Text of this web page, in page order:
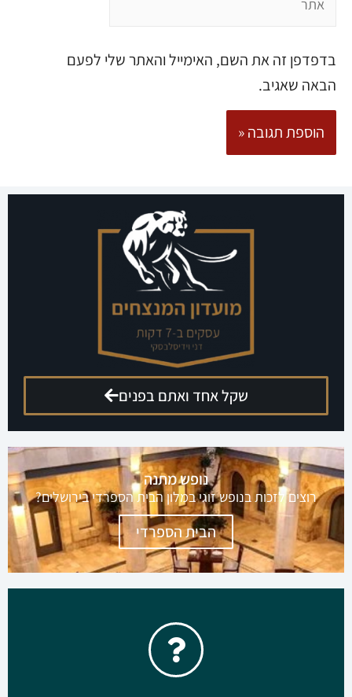
בדפדפן זה את השם, האימייל והאתר שלי לפעם
הבאה שאגיב.
שקל אחד ואתם בפנים
הגישו מועמדות לקומנדו עסקים
קבוצה מנצחת להשגת תוצאות ורווחים בליוויו של דני
וידיסלבסקי
ללחוץ כאן